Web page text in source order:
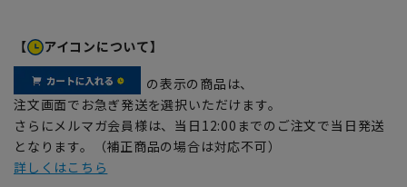
【 アイコンについて】
の表示の商品は、
注文画面でお急ぎ発送を選択いただけます。
さらにメルマガ会員様は、当日12:00までのご注文で当日発送
となります。（補正商品の場合は対応不可）
詳しくはこちら